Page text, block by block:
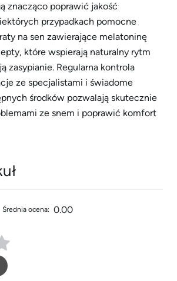
znacząco poprawić jakość
przypadkach pomocne
na sen zawierające melatoninę
które wspierają naturalny rytm
zasypianie. Regularna kontrola
ze specjalistami i świadome
środków pozwalają skutecznie
ze snem i poprawić komfort
Średnia ocena: 0.00